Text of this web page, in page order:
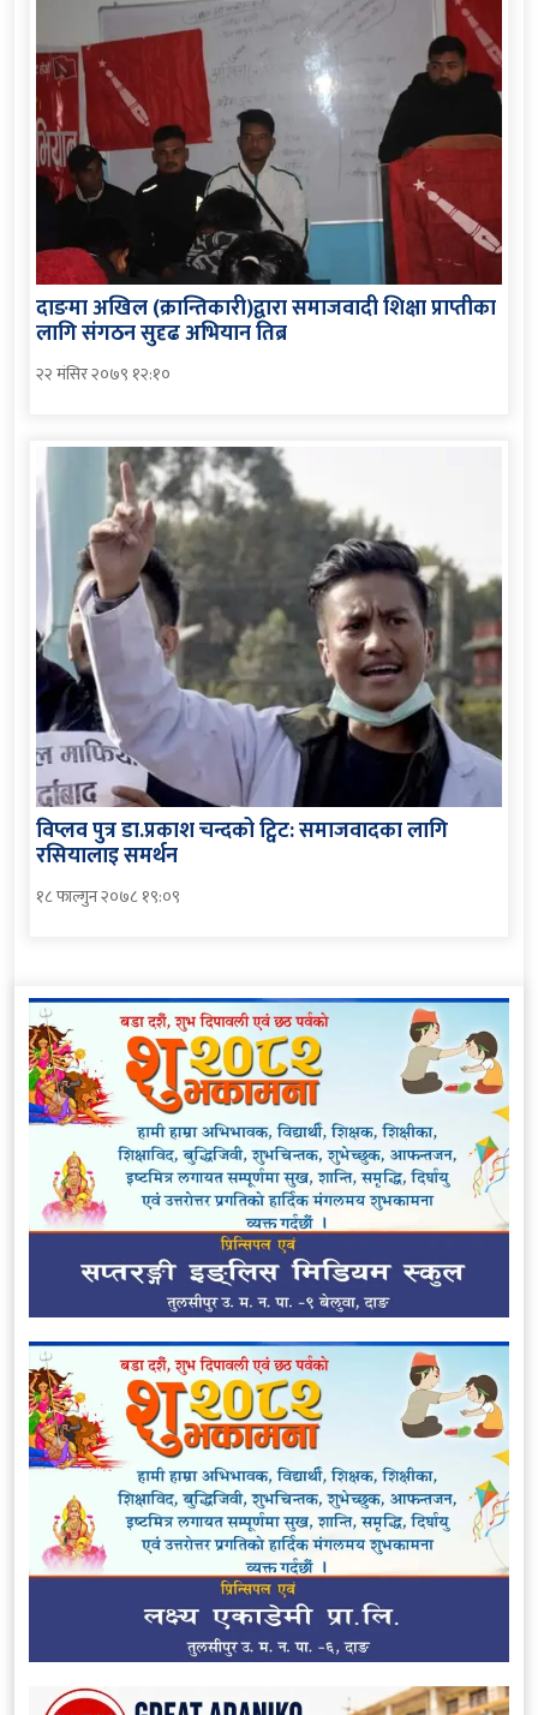
दाङमा अखिल (क्रान्तिकारी)द्वारा समाजवादी शिक्षा प्राप्तीका
लागि संगठन सुदृढ अभियान तिब्र
२२ मंसिर २०७९ १२:१०
विप्लव पुत्र डा.प्रकाश चन्दको ट्विट: समाजवादका लागि
रसियालाइ समर्थन
१८ फाल्गुन २०७८ १९:०९